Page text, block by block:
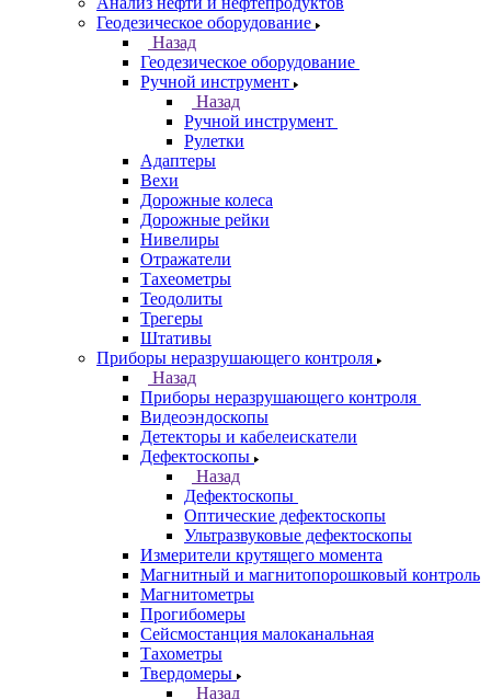
Геодезическое оборудование
Назад
Геодезическое оборудование
Ручной инструмент
Назад
Ручной инструмент
Рулетки
Адаптеры
Вехи
Дорожные колеса
Дорожные рейки
Нивелиры
Отражатели
Тахеометры
Теодолиты
Трегеры
Штативы
Приборы неразрушающего контроля
Назад
Приборы неразрушающего контроля
Видеоэндоскопы
Детекторы и кабелеискатели
Дефектоскопы
Назад
Дефектоскопы
Оптические дефектоскопы
Ультразвуковые дефектоскопы
Измерители крутящего момента
Магнитный и магнитопорошковый контроль
Магнитометры
Прогибомеры
Сейсмостанция малоканальная
Тахометры
Твердомеры
Назад